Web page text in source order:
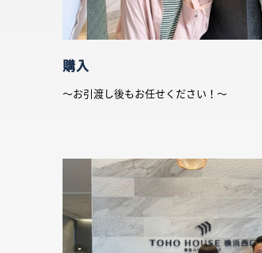
購入
〜お引渡し後もお任せください！〜